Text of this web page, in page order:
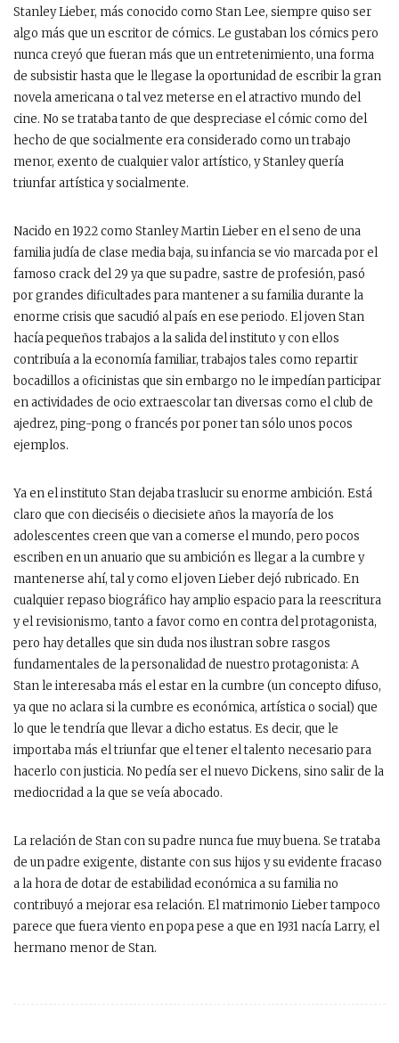
Stanley Lieber, más conocido como Stan Lee, siempre quiso ser
algo más que un escritor de cómics. Le gustaban los cómics pero
nunca creyó que fueran más que un entretenimiento, una forma
de subsistir hasta que le llegase la oportunidad de escribir la gran
novela americana o tal vez meterse en el atractivo mundo del
cine. No se trataba tanto de que despreciase el cómic como del
hecho de que socialmente era considerado como un trabajo
menor, exento de cualquier valor artístico, y Stanley quería
triunfar artística y socialmente.
Nacido en 1922 como Stanley Martin Lieber en el seno de una
familia judía de clase media baja, su infancia se vio marcada por el
famoso crack del 29 ya que su padre, sastre de profesión, pasó
por grandes dificultades para mantener a su familia durante la
enorme crisis que sacudió al país en ese periodo. El joven Stan
hacía pequeños trabajos a la salida del instituto y con ellos
contribuía a la economía familiar, trabajos tales como repartir
bocadillos a oficinistas que sin embargo no le impedían participar
en actividades de ocio extraescolar tan diversas como el club de
ajedrez, ping-pong o francés por poner tan sólo unos pocos
ejemplos.
Ya en el instituto Stan dejaba traslucir su enorme ambición. Está
claro que con dieciséis o diecisiete años la mayoría de los
adolescentes creen que van a comerse el mundo, pero pocos
escriben en un anuario que su ambición es llegar a la cumbre y
mantenerse ahí, tal y como el joven Lieber dejó rubricado. En
cualquier repaso biográfico hay amplio espacio para la reescritura
y el revisionismo, tanto a favor como en contra del protagonista,
pero hay detalles que sin duda nos ilustran sobre rasgos
fundamentales de la personalidad de nuestro protagonista: A
Stan le interesaba más el estar en la cumbre (un concepto difuso,
ya que no aclara si la cumbre es económica, artística o social) que
lo que le tendría que llevar a dicho estatus. Es decir, que le
importaba más el triunfar que el tener el talento necesario para
hacerlo con justicia. No pedía ser el nuevo Dickens, sino salir de la
mediocridad a la que se veía abocado.
La relación de Stan con su padre nunca fue muy buena. Se trataba
de un padre exigente, distante con sus hijos y su evidente fracaso
a la hora de dotar de estabilidad económica a su familia no
contribuyó a mejorar esa relación. El matrimonio Lieber tampoco
parece que fuera viento en popa pese a que en 1931 nacía Larry, el
hermano menor de Stan.